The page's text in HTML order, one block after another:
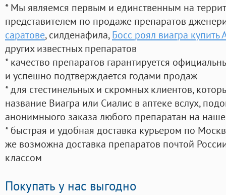
* Мы являемся первым и единственным на
представителем по продаже препаратов
саратове, силденафила, Босс роял виагра купить
других известных препаратов
* качество препаратов гарантируется
и успешно подтверждается годами продаж
* для стестинельных и скромных клиентов,
название Виагра или Сиалис в аптеке вслух,
анонимныого заказа любого препаратан на
* быстрая и удобная доставка курьером по
же возможна доставка препаратов почтой
классом
Покупать у нас выгодно